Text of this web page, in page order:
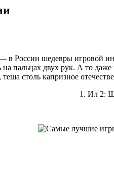
в России шедевры игровой
пальцах двух рук. А то
столь капризное
1. Ил 2: